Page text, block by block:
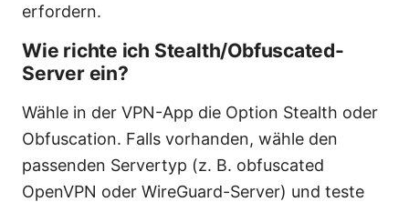
erfordern.
Wie richte ich Stealth/Obfuscated-
Server ein?
Wähle in der VPN-App die Option Stealth oder
Obfuscation. Falls vorhanden, wähle den
passenden Servertyp (z. B. obfuscated
OpenVPN oder WireGuard-Server) und teste